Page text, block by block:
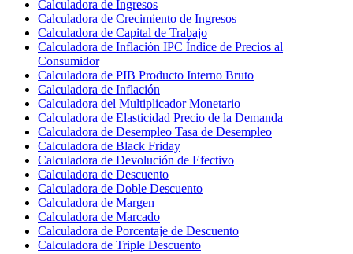
Calculadora de Ingresos
Calculadora de Crecimiento de Ingresos
Calculadora de Capital de Trabajo
Calculadora de Inflación IPC Índice de Precios al
Consumidor
Calculadora de PIB Producto Interno Bruto
Calculadora de Inflación
Calculadora del Multiplicador Monetario
Calculadora de Elasticidad Precio de la Demanda
Calculadora de Desempleo Tasa de Desempleo
Calculadora de Black Friday
Calculadora de Devolución de Efectivo
Calculadora de Descuento
Calculadora de Doble Descuento
Calculadora de Margen
Calculadora de Marcado
Calculadora de Porcentaje de Descuento
Calculadora de Triple Descuento